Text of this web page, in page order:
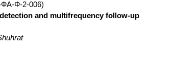
ФА-Ф-2-006)
and multifrequency follow-up